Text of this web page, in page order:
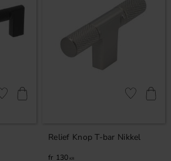
Gem som favorit
Relief Knop T-bar Nikkel
130 KR
Gem som